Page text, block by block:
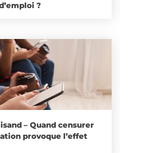
?
– Quand censurer
provoque l’effet